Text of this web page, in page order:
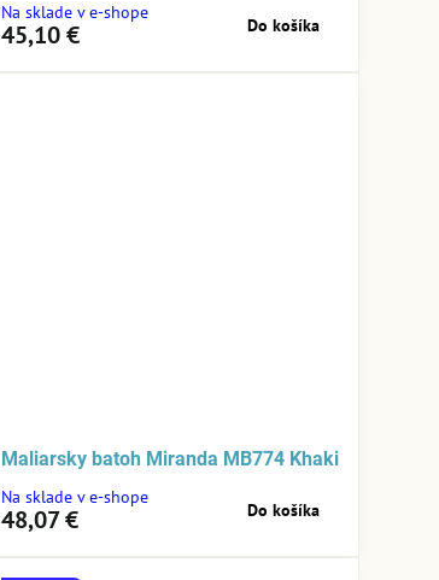
Na sklade v e-shope
45,10 € Do košíka
Maliarsky batoh Miranda MB774 Khaki
Na sklade v e-shope
48,07 € Do košíka